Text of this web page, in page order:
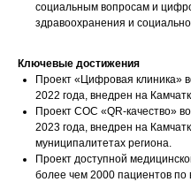
социальным вопросам и
здравоохранения и
Ключевые достижения
Проект «Цифровая клиника»
2022 года, внедрен на
Проект СОС «QR-качество»
2023 года, внедрен на
муниципалитетах региона.
Проект доступной
более чем 2000 пациентов по